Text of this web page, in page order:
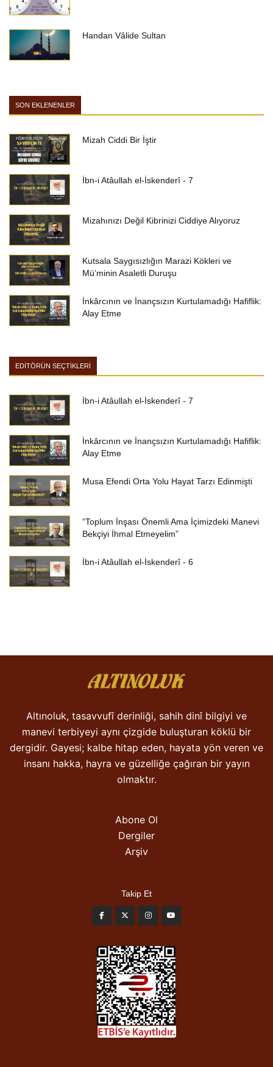
Handan Vâlide Sultan
SON EKLENENLER
Mizah Ciddi Bir İştir
İbn-i Atâullah el-İskenderî - 7
Mizahınızı Değil Kibrinizi Ciddiye Alıyoruz
Kutsala Saygısızlığın Marazi Kökleri ve
Mü’minin Asaletli Duruşu
İnkârcının ve İnançsızın Kurtulamadığı Hafiflik:
Alay Etme
EDİTÖRÜN SEÇTİKLERİ
İbn-i Atâullah el-İskenderî - 7
İnkârcının ve İnançsızın Kurtulamadığı Hafiflik:
Alay Etme
Musa Efendi Orta Yolu Hayat Tarzı Edinmişti
“Toplum İnşası Önemli Ama İçimizdeki Manevi
Bekçiyi İhmal Etmeyelim”
İbn-i Atâullah el-İskenderî - 6
Altınoluk, tasavvufî derinliği, sahih dinî bilgiyi ve
manevi terbiyeyi aynı çizgide buluşturan köklü bir
dergidir. Gayesi; kalbe hitap eden, hayata yön veren ve
insanı hakka, hayra ve güzelliğe çağıran bir yayın
olmaktır.
Abone Ol
Dergiler
Arşiv
Takip Et